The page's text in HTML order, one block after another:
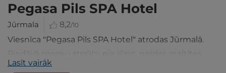
Pegasa Pils SPA Hotel
Jūrmala 8,2/10
Viesnīca "Pegasa Pils SPA Hotel" atrodas Jūrmalā.
Piedāvā greznu atpūtu pie jūras, gardas maltītes,
atpūtu SPA oāzē, sāls istabā un citu. Ieskaties!
Lasīt vairāk